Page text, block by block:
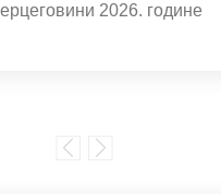
2026. године